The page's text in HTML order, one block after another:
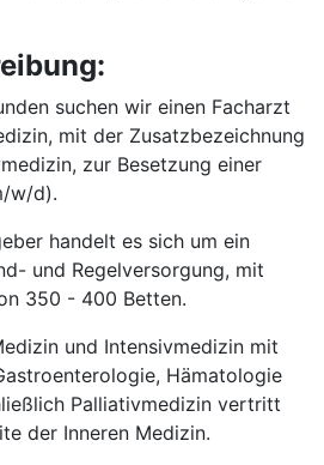
suchen wir einen Facharzt
mit der Zusatzbezeichnung
zur Besetzung einer
w/d).
handelt es sich um ein
und Regelversorgung, mit
350 - 400 Betten.
und Intensivmedizin mit
Hämatologie
Palliativmedizin vertritt
der Inneren Medizin.